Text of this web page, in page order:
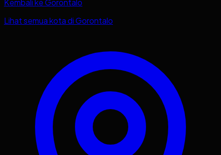
Kembali keGorontalo
Lihat semua kota diGorontalo